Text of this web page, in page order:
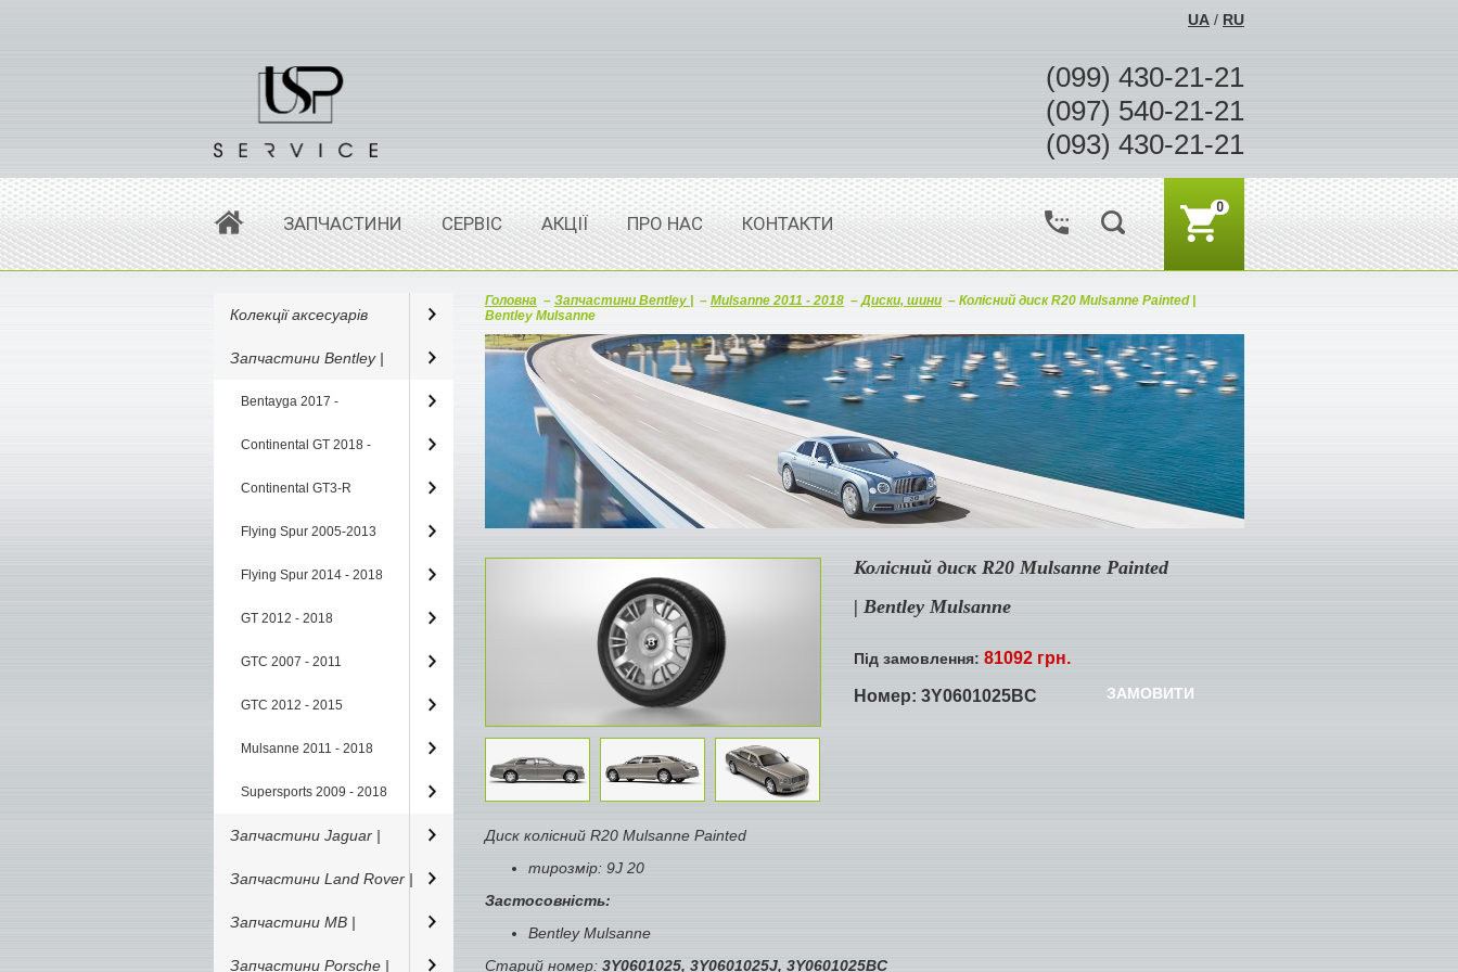
UA / RU
(099) 430-21-21
(097) 540-21-21
(093) 430-21-21
ЗАПЧАСТИНИ СЕРВІС АКЦІЇ ПРО НАС КОНТАКТИ
0
Колекції аксесуарів
Запчастини Bentley |
Bentayga 2017 -
Continental GT 2018 -
Continental GT3-R
Flying Spur 2005-2013
Flying Spur 2014 - 2018
GT 2012 - 2018
GTC 2007 - 2011
GTC 2012 - 2015
Mulsanne 2011 - 2018
Supersports 2009 - 2018
Запчастини Jaguar |
Запчастини Land Rover |
Запчастини MB |
Запчастини Porsche |
Головна – Запчастини Bentley | – Mulsanne 2011 - 2018 –Диски, шини – Колісний диск R20 Mulsanne Painted |
Bentley Mulsanne
Колісний диск R20 Mulsanne Painted
| Bentley Mulsanne
Під замовлення: 81092 грн.
ЗАМОВИТИ
Номер: 3Y0601025BC
Диск колісний R20 Mulsanne Painted
тирозмір: 9J 20
Застосовність:
Bentley Mulsanne
Старий номер: 3Y0601025, 3Y0601025J, 3Y0601025BC